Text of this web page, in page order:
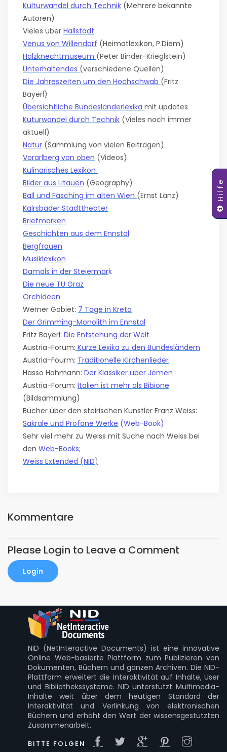
Hilfe
Kulturwandel durch Technik (Mehrere bekannte
Autoren)
Vieles über Hallstadt
Venus von Willendorf (Heimatlexikon, P.Diem)
Holzknechtmuseum (Peter Binder-Krieglstein)
Unterhaltendes (verschiedene Quellen)
Die Jahreszeiten um den Hochschwab (Fritz
Bayerl)
Übersichtliche Bundesländerlexika mit updates
Kuturwandel durch Technik (Vieles noch immer
aktuell)
Natur (Sammlung von vielen Beiträgen)
Vorarlberg von oben (Videos)
Kulinarisches Lexikon
Bilder aus Litauen (Geography)
Ball und Fasching im alten Wien (Ernst Lanz)
Kalrsbader Stadttheater
Briefmarken
Geschichten aus dem Ennstal
Bergfrauen
Musiklexikon
Damals in der Steiermark
Die neue TU Graz
Orchideen
Werner Gobiet: 7 Tage in Kreta
Der Grimming-Monolith im Ennstal
Fritz Bayerl: Die Entstehung der Welt
Austria-Forum: Kurze Lexika zu den Bundesländern
Austria-Fourm: Traditionelle Kirchenlieder
Hasso Hohmann: Der Klassiker über Jemen
Austria-Forum: Italien ist mehr als Bibione
(Bildsammlung)
Bücher über den steirischen Künstler Franz Weiss:
Sakrale und Profane Werke (Web-Book)
Sehr viel mehr zu Weiss mit Suche nach Weiss bei
den Web-Books;
Weiss Extended (NID)
Kommentare
Please Login to Leave a Comment
Login
NID (NetInteractive Documents) ist eine innovative
Online Web-basierte Plattform zum Publizieren von
Dokumenten, Büchern und ganzen Archiven. Die NID-
Plattform erweitert die Interaktivität auf Inhalte, User
und Bibliothekssysteme. NID unterstützt Multimedia-
Inhalte weit über dem heutigen Standard der
Interaktivität und Verlinkung von elektronischen
Büchern und erhöht den Wert der wissensgestützten
Zusammenarbeit.
BITTE FOLGEN